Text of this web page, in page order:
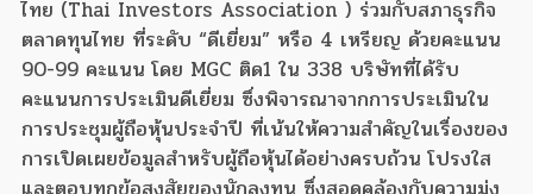
ไทย (Thai Investors Association ) ร่วมกับสภาธุรกิจ
ตลาดทุนไทย ที่ระดับ “ดีเยี่ยม” หรือ 4 เหรียญ ด้วยคะแนน
90-99 คะแนน โดย MGC ติด1 ใน 338 บริษัทที่ได้รับ
คะแนนการประเมินดีเยี่ยม ซึ่งพิจารณาจากการประเมินใน
การประชุมผู้ถือหุ้นประจำปี ที่เน้นให้ความสำคัญในเรื่องของ
การเปิดเผยข้อมูลสำหรับผู้ถือหุ้นได้อย่างครบถ้วน โปรงใส